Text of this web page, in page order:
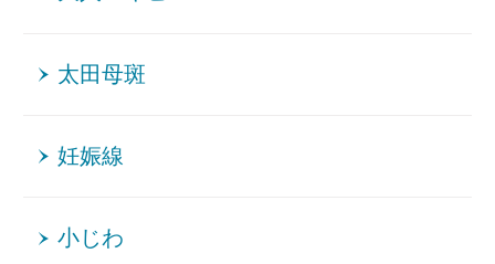
太田母斑
妊娠線
小じわ